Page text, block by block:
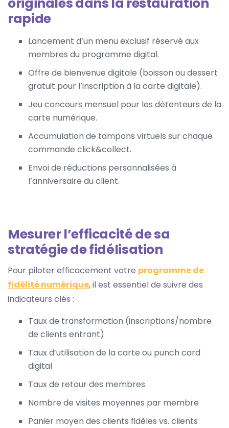
rapide
Lancement d’un menu exclusif réservé aux
membres du programme digital.
Offre de bienvenue digitale (boisson ou dessert
gratuit pour l’inscription à la carte digitale).
Jeu concours mensuel pour les détenteurs de la
carte numérique.
Accumulation de tampons virtuels sur chaque
commande click&collect.
Envoi de réductions personnalisées à
l’anniversaire du client.
Mesurer l’efficacité de sa
stratégie de fidélisation
Pour piloter efficacement votre programme de
fidélité numérique, il est essentiel de suivre des
indicateurs clés :
Taux de transformation (inscriptions/nombre
de clients entrant)
Taux d’utilisation de la carte ou punch card
digital
Taux de retour des membres
Nombre de visites moyennes par membre
Panier moyen des clients fidèles vs. clients